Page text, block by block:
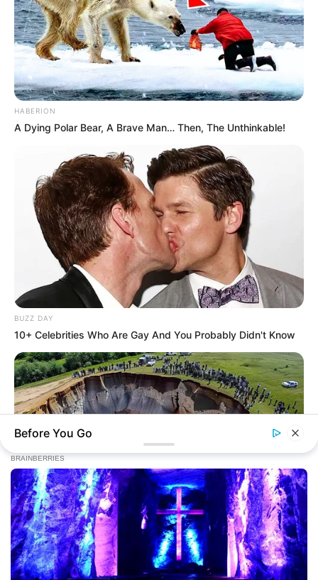
HABERION
A Dying Polar Bear, A Brave Man… Then, The Unthinkable!
BUZZ DAY
10+ Celebrities Who Are Gay And You Probably Didn't Know
BUZZ DAY
Enormous Crater Opens - Police Stunned By What They Find
Before You Go